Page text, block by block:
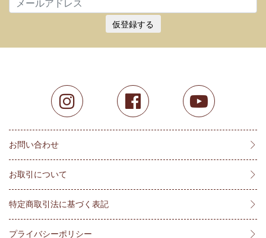
仮登録する
お問い合わせ
お取引について
特定商取引法に基づく表記
プライバシーポリシー